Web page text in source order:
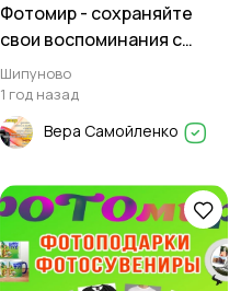
Фотомир - сохраняйте
свои воспоминания с
нами!
Шипуново
1 год назад
Вера Самойленко